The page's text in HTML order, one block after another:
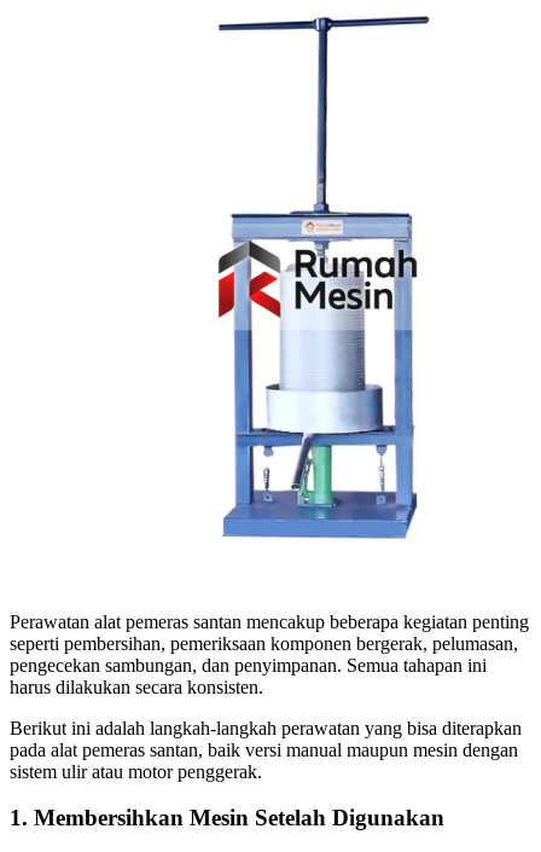
Perawatan alat pemeras santan mencakup beberapa kegiatan penting
seperti pembersihan, pemeriksaan komponen bergerak, pelumasan,
pengecekan sambungan, dan penyimpanan. Semua tahapan ini
harus dilakukan secara konsisten.
Berikut ini adalah langkah-langkah perawatan yang bisa diterapkan
pada alat pemeras santan, baik versi manual maupun mesin dengan
sistem ulir atau motor penggerak.
1. Membersihkan Mesin Setelah Digunakan